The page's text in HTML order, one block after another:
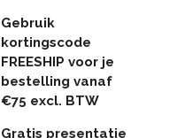
Gebruik
kortingscode
FREESHIP voor je
bestelling vanaf
€75 excl. BTW
Gratis presentatie